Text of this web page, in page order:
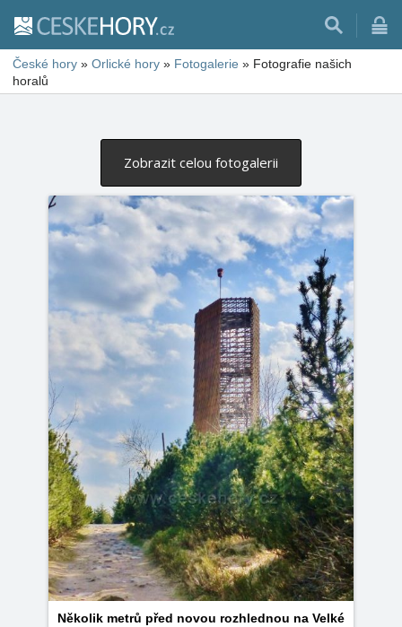
České hory » Orlické hory » Fotogalerie » Fotografie našich
horalů
Zobrazit celou fotogalerii
Několik metrů před novou rozhlednou na Velké